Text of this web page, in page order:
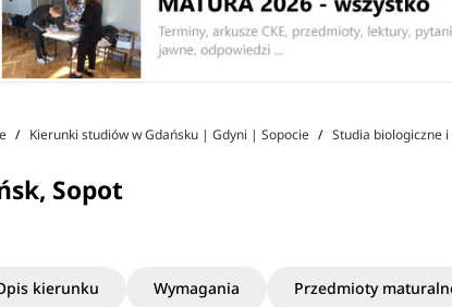
Kierunki studiów w Gdańsku | Gdyni | Sopocie Studia biologiczne
Sopot
kierunku Wymagania Przedmioty